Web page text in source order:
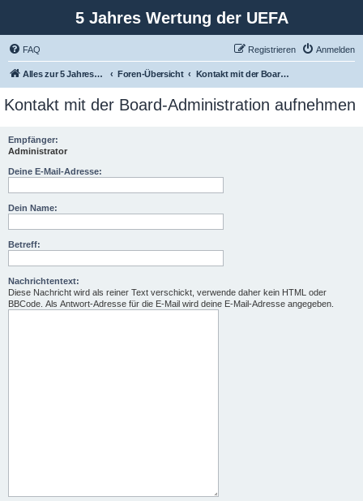
5 Jahres Wertung der UEFA
FAQ Anmelden
Registrieren
Alles zur 5 Jahreswertung / Tabelle der UEFA mit vielen Statistiken. Foren-Übersicht Kontakt mit der Board-Administration aufnehmen
Kontakt mit der Board-Administration aufnehmen
Empfänger:
Administrator
Deine E-Mail-Adresse:
Dein Name:
Betreff:
Nachrichtentext:
Diese Nachricht wird als reiner Text verschickt, verwende daher kein HTML oder
BBCode. Als Antwort-Adresse für die E-Mail wird deine E-Mail-Adresse angegeben.